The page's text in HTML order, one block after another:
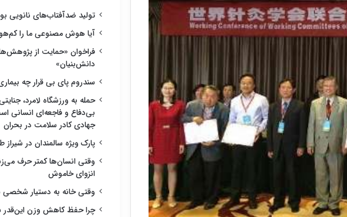
تولید ضدآفتاب‌های نانویی
آیا هوش مصنوعی ما را
فراخوان «حمایت از
دانش‌بنیان»
سندروم پای بی قرار چه
حمله به ورزشگاه لامرد،
بی‌دفاع و فاجعه‌ای انسانی
جهادی کادر سلامت در بحران
پارک ویژه سالمندان در
وقتی انسان‌ها کمتر حرف
انزوای خاموش
وقتی خانه به دستیار
چرا حفظ کاهش وزن